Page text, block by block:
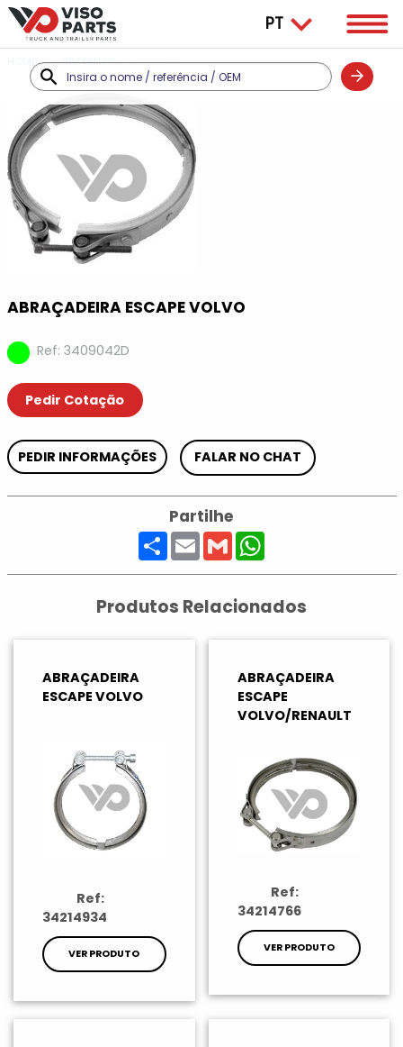
PRODUTOS ESCAPE
ABRAÇADEIRA ESCAPE VOLVO
Ref: 3409042D
Pedir Cotação
PEDIR INFORMAÇÕES FALAR NO CHAT
Partilhe
ShareEmailGmail
Produtos Relacionados
ABRAÇADEIRA
ESCAPE VOLVO
Ref:
34214934
VER PRODUTO
ABRAÇADEIRA
ESCAPE
VOLVO/RENAULT
Ref:
34214766
VER PRODUTO